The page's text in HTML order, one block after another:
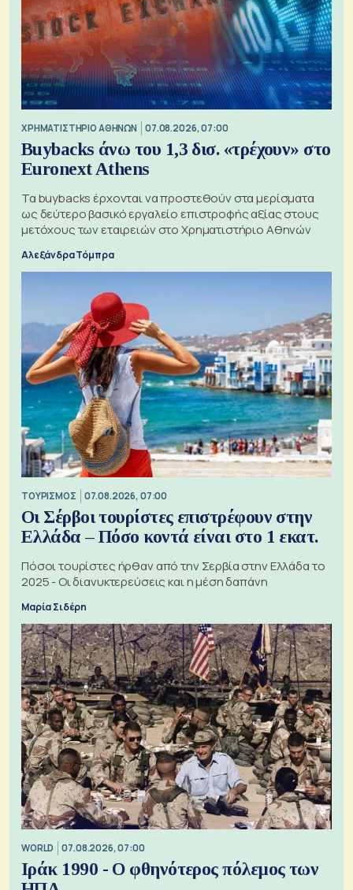
XΡΗΜΑΤΙΣΤΗΡΙΟ ΑΘΗΝΩΝ 07.08.2026, 07:00
Buybacks άνω του 1,3 δισ. «τρέχουν» στο
Euronext Athens
Τα buybacks έρχονται να προστεθούν στα μερίσματα
ως δεύτερο βασικό εργαλείο επιστροφής αξίας στους
μετόχους των εταιρειών στο Χρηματιστήριο Αθηνών
Αλεξάνδρα Τόμπρα
ΤΟΥΡΙΣΜΟΣ 07.08.2026, 07:00
Οι Σέρβοι τουρίστες επιστρέφουν στην
Ελλάδα – Πόσο κοντά είναι στο 1 εκατ.
Πόσοι τουρίστες ήρθαν από την Σερβία στην Ελλάδα το
2025 - Οι διανυκτερεύσεις και η μέση δαπάνη
Μαρία Σιδέρη
WORLD 07.08.2026, 07:00
Ιράκ 1990 - Ο φθηνότερος πόλεμος των